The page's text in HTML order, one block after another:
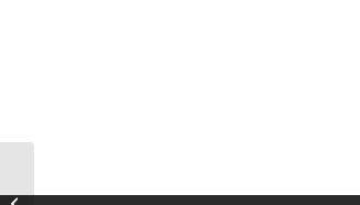
on saanut hanketukea